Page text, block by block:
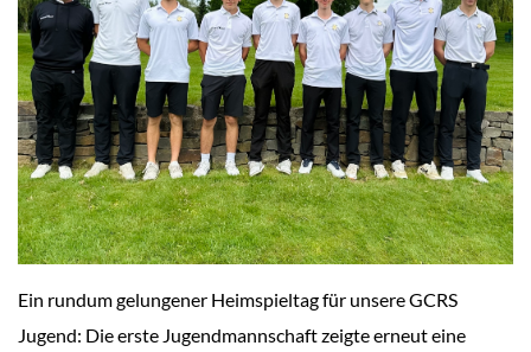
Ein rundum gelungener Heimspieltag für unsere GCRS
Jugend: Die erste Jugendmannschaft zeigte erneut eine